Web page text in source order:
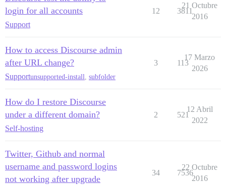
login for all accounts
Support
12 3811
21 Octubre
2016
How to access Discourse admin
after URL change?
Supportunsupported-install subfolder
3 113
17 Marzo
2026
How do I restore Discourse
under a different domain?
Self-hosting
2 521
12 Abril
2022
Twitter, Github and normal
username and password logins
not working after upgrade
34 7536
22 Octubre
2016